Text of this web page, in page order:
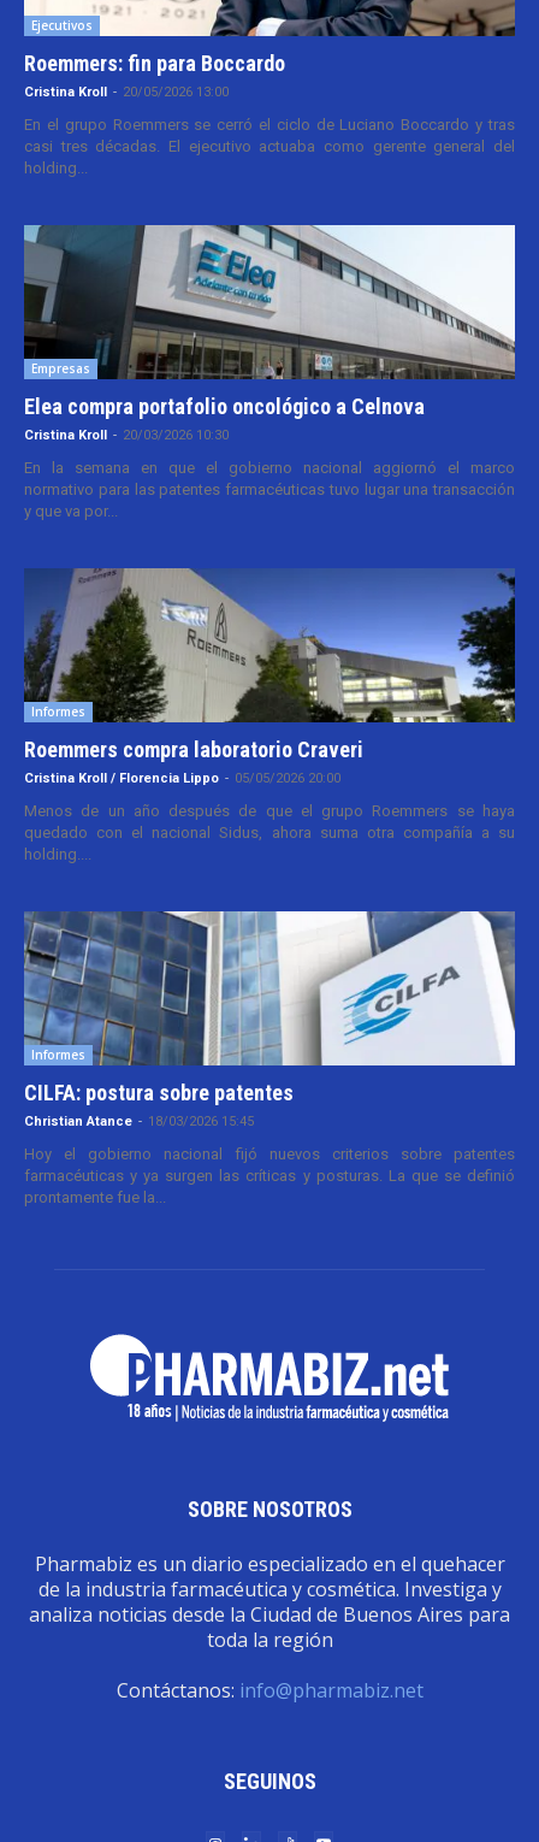
Ejecutivos
Roemmers: fin para Boccardo
Cristina Kroll - 20/05/2026 13:00
En el grupo Roemmers se cerró el ciclo de Luciano Boccardo y tras
casi tres décadas. El ejecutivo actuaba como gerente general del
holding...
Empresas
Elea compra portafolio oncológico a Celnova
Cristina Kroll - 20/03/2026 10:30
En la semana en que el gobierno nacional aggiornó el marco
normativo para las patentes farmacéuticas tuvo lugar una transacción
y que va por...
Informes
Roemmers compra laboratorio Craveri
Cristina Kroll / Florencia Lippo - 05/05/2026 20:00
Menos de un año después de que el grupo Roemmers se haya
quedado con el nacional Sidus, ahora suma otra compañía a su
holding....
Informes
CILFA: postura sobre patentes
Christian Atance - 18/03/2026 15:45
Hoy el gobierno nacional fijó nuevos criterios sobre patentes
farmacéuticas y ya surgen las críticas y posturas. La que se definió
prontamente fue la...
SOBRE NOSOTROS
Pharmabiz es un diario especializado en el quehacer
de la industria farmacéutica y cosmética. Investiga y
analiza noticias desde la Ciudad de Buenos Aires para
toda la región
Contáctanos: info@pharmabiz.net
SEGUINOS